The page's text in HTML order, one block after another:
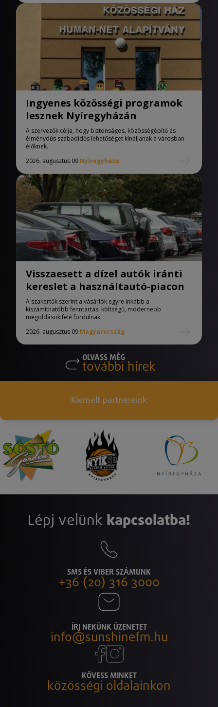
Ingyenes közösségi programok
lesznek Nyíregyházán
A szervezők célja, hogy biztonságos, közösségépítő és
élménydús szabadidős lehetőséget kínáljanak a városban
élőknek.
2026. augusztus 09.Nyíregyháza
Visszaesett a dízel autók iránti
kereslet a használtautó-piacon
A szakértők szerint a vásárlók egyre inkább a
kiszámíthatóbb fenntartási költségű, modernebb
megoldások felé fordulnak.
2026. augusztus 09.Magyarország
OLVASS MÉG
további hírek
Kiemelt partnereink
Lépj velünk kapcsolatba!
SMS ÉS VIBER SZÁMUNK
+36 (20) 316 3000
ÍRJ NEKÜNK ÜZENETET
info@sunshinefm.hu
KÖVESS MINKET
közösségi oldalainkon